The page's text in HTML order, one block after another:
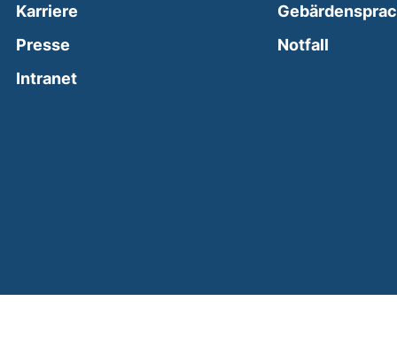
Karriere
Presse
Intranet(external link, opens in a new window)
Notfall